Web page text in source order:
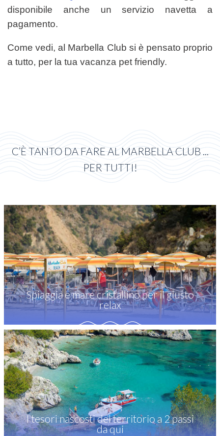
disponibile anche un servizio navetta a
pagamento.
Come vedi, al Marbella Club si è pensato proprio
a tutto, per la tua vacanza pet friendly.
C’È TANTO DA FARE AL MARBELLA CLUB ...
PER TUTTI!
Spiaggia e mare cristallino per il giusto
relax
I tesori nascosti del territorio a 2 passi
da qui